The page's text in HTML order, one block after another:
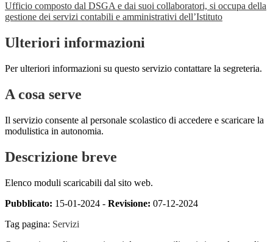
Ufficio composto dal DSGA e dai suoi collaboratori, si occupa della
gestione dei servizi contabili e amministrativi dell’Istituto
Ulteriori informazioni
Per ulteriori informazioni su questo servizio contattare la segreteria.
A cosa serve
Il servizio consente al personale scolastico di accedere e scaricare la
modulistica in autonomia.
Descrizione breve
Elenco moduli scaricabili dal sito web.
Pubblicato: 15-01-2024 - Revisione: 07-12-2024
Tag pagina: Servizi